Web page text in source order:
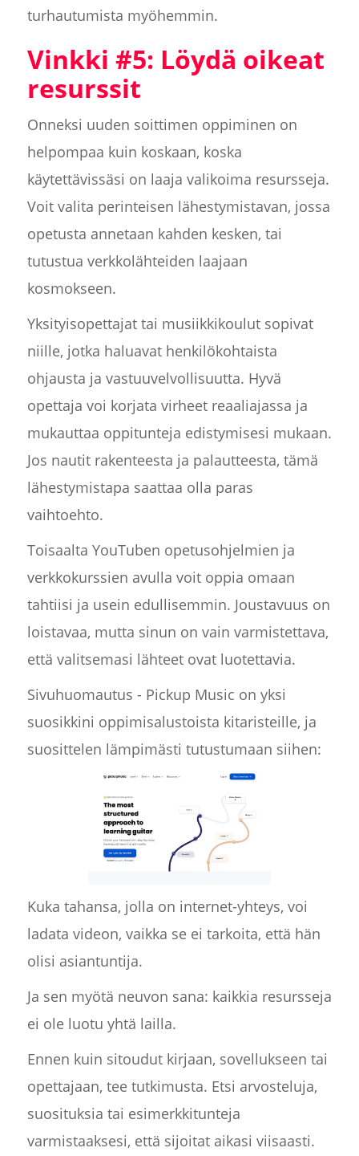
turhautumista myöhemmin.
Vinkki #5: Löydä oikeat
resurssit
Onneksi uuden soittimen oppiminen on
helpompaa kuin koskaan, koska
käytettävissäsi on laaja valikoima resursseja.
Voit valita perinteisen lähestymistavan, jossa
opetusta annetaan kahden kesken, tai
tutustua verkkolähteiden laajaan
kosmokseen.
Yksityisopettajat tai musiikkikoulut sopivat
niille, jotka haluavat henkilökohtaista
ohjausta ja vastuuvelvollisuutta. Hyvä
opettaja voi korjata virheet reaaliajassa ja
mukauttaa oppitunteja edistymisesi mukaan.
Jos nautit rakenteesta ja palautteesta, tämä
lähestymistapa saattaa olla paras
vaihtoehto.
Toisaalta YouTuben opetusohjelmien ja
verkkokurssien avulla voit oppia omaan
tahtiisi ja usein edullisemmin. Joustavuus on
loistavaa, mutta sinun on vain varmistettava,
että valitsemasi lähteet ovat luotettavia.
Sivuhuomautus - Pickup Music on yksi
suosikkini oppimisalustoista kitaristeille, ja
suosittelen lämpimästi tutustumaan siihen:
Kuka tahansa, jolla on internet-yhteys, voi
ladata videon, vaikka se ei tarkoita, että hän
olisi asiantuntija.
Ja sen myötä neuvon sana: kaikkia resursseja
ei ole luotu yhtä lailla.
Ennen kuin sitoudut kirjaan, sovellukseen tai
opettajaan, tee tutkimusta. Etsi arvosteluja,
suosituksia tai esimerkkitunteja
varmistaaksesi, että sijoitat aikasi viisaasti.